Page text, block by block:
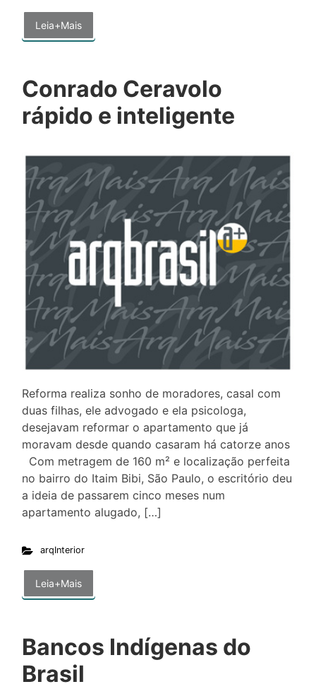
Leia+Mais
Conrado Ceravolo
rápido e inteligente
Reforma realiza sonho de moradores, casal com
duas filhas, ele advogado e ela psicologa,
desejavam reformar o apartamento que já
moravam desde quando casaram há catorze anos
Com metragem de 160 m² e localização perfeita
no bairro do Itaim Bibi, São Paulo, o escritório deu
a ideia de passarem cinco meses num
apartamento alugado, […]
arqInterior
Leia+Mais
Bancos Indígenas do
Brasil